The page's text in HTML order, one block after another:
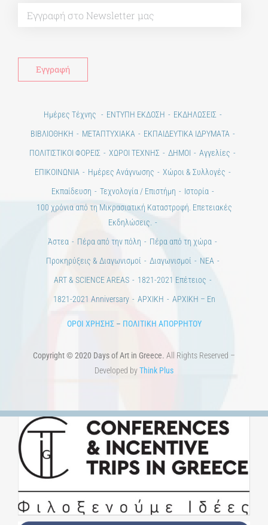
Ημέρες Τέχνης ΕΝΤΥΠΗ ΕΚΔΟΣΗ
ΕΚΔΗΛΩΣΕΙΣ
ΒΙΒΛΙΟΘΗΚΗ
ΜΕΤΑΠΤΥΧΙΑΚΑ
ΕΚΠΑΙΔΕΥΤΙΚΑ ΙΔΡΥΜΑΤΑ
ΠΟΛΙΤΙΣΤΙΚΟΙ ΦΟΡΕΙΣ
ΧΩΡΟΙ ΤΕΧΝΗΣ ΔΗΜΟΙ
Αγγελίες
ΕΠΙΚΟΙΝΩΝΙΑ
Ημέρες Ανάγνωσης
Χώροι & Συλλογές
Εκπαίδευση
Τεχνολογία / Επιστήμη
Ιστορία
100 χρόνια από τη Μικρασιατική Καταστροφή. Επετειακές
Εκδηλώσεις.
Άστεα
Πέρα από την πόλη
Πέρα από τη χώρα
Προκηρύξεις & Διαγωνισμοί
Διαγωνισμοί
ΝΕΑ
ART & SCIENCE AREAS
1821-2021 Επέτειος
1821-2021 Anniversary
ΑΡΧΙΚΗ ΑΡΧΙΚΗ – En
ΟΡΟΙ ΧΡΗΣΗΣ– ΠΟΛΙΤΙΚΗ ΑΠΟΡΡΗΤΟΥ
Copyright © 2020 Days of Art in Greece. All Rights Reserved –
Developed byThink Plus